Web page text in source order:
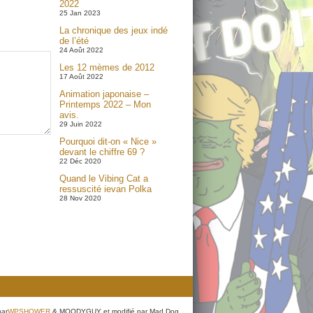
2022
25 Jan 2023
La chronique des jeux indé
de l’été
24 Août 2022
Les 12 mèmes de 2012
17 Août 2022
Animation japonaise –
Printemps 2022 – Mon
avis.
29 Juin 2022
Pourquoi dit-on « Nice »
devant le chiffre 69 ?
22 Déc 2020
Quand le Vibing Cat a
ressuscité ievan Polka
28 Nov 2020
WPSHOWER & MOODYGUY et modifié par Mad Dog